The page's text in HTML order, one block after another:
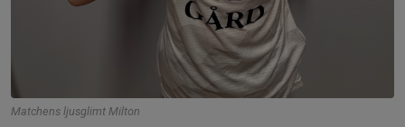
Matchens ljusglimt Milton